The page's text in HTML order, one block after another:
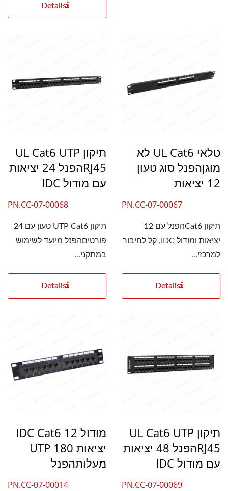
Details
טלאי UL Cat6 לא
מוגןהפנל סוג טעון
12 יציאות
PN.CC-07-00067
תיקון Cat6הפנל עם 12
יציאות ומודול IDC, קל לחיבור
למרכזי...
Details
תיקון UL Cat6 UTP
RJ45הפנל 24 יציאות
עם מודול IDC
PN.CC-07-00068
תיקון UTP Cat6 טעון עם 24
פורטיםהפנל מיועד לשימוש
במתקני...
Details
תיקון UL Cat6 UTP
RJ45הפנל 48 יציאות
עם מודול IDC
PN.CC-07-00069
מודול IDC Cat6 12
יציאות UTP 180
מעלותהפנל
PN.CC-07-00014